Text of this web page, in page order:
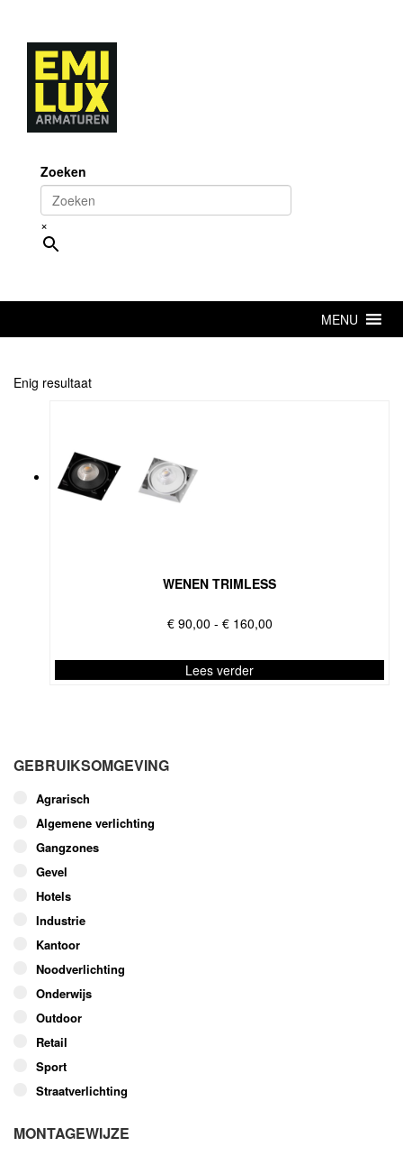
content
Zoeken
×
MENU
Enig resultaat
WENEN TRIMLESS
€90,00 - €160,00Prijsklasse:
tot
€ 160,00
Lees verder
variaties.
optie
kan
gekozen
worden
op
productpagina
GEBRUIKSOMGEVING
Agrarisch
Algemene verlichting
Gangzones
Gevel
Hotels
Industrie
Kantoor
Noodverlichting
Onderwijs
Outdoor
Retail
Sport
Straatverlichting
MONTAGEWIJZE